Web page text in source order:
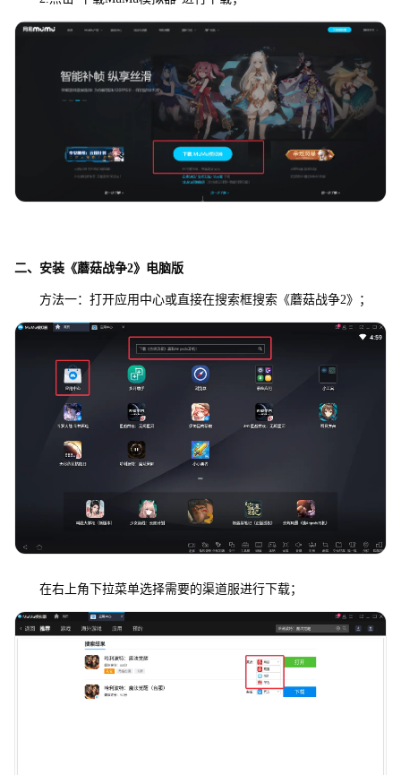
二、安装《蘑菇战争2》电脑版
方法一：打开应用中心或直接在搜索框搜索《蘑菇战争2》；
在右上角下拉菜单选择需要的渠道服进行下载；